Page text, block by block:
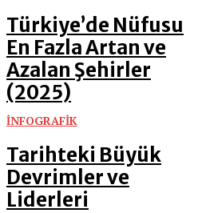
Türkiye’de Nüfusu
En Fazla Artan ve
Azalan Şehirler
(2025)
İNFOGRAFİK
Tarihteki Büyük
Devrimler ve
Liderleri